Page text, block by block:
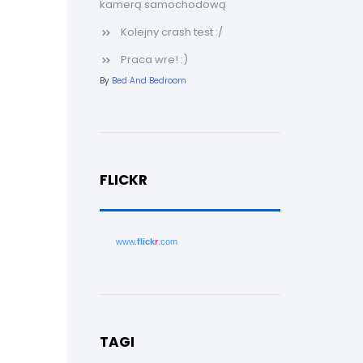
kamerą samochodową
Kolejny crash test :/
Praca wre! :)
By Bed And Bedroom
FLICKR
www.flickr .com
TAGI